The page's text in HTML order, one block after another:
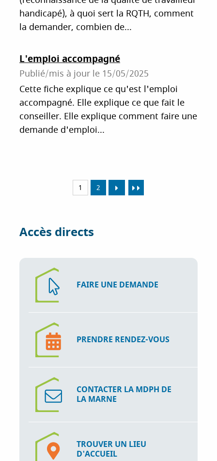
handicapé), à quoi sert la RQTH, comment
la demander, combien de...
L'emploi accompagné
Publié/mis à jour le 15/05/2025
Cette fiche explique ce qu'est l'emploi
accompagné. Elle explique ce que fait le
conseiller. Elle explique comment faire une
demande d'emploi...
1 2
Accès directs
FAIRE UNE DEMANDE
PRENDRE RENDEZ-VOUS
CONTACTER LA MDPH DE
LA MARNE
TROUVER UN LIEU
D'ACCUEIL